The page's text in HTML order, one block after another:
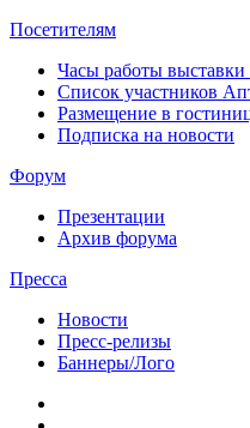
Посетителям
Часы работы выставки
Список участников
Размещение в
Подписка на новости
Форум
Презентации
Архив форума
Пресса
Новости
Пресс-релизы
Баннеры/Лого